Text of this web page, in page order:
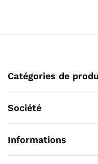
Catégories de
Société
Informations